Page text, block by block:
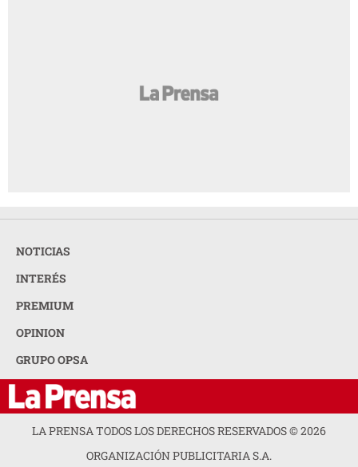
NOTICIAS
INTERÉS
PREMIUM
OPINION
GRUPO OPSA
LA PRENSA TODOS LOS DERECHOS RESERVADOS ©2026
ORGANIZACIÓN PUBLICITARIA S.A.